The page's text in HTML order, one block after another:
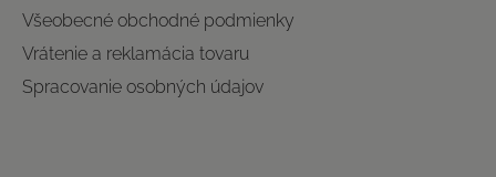
Všeobecné obchodné podmienky
Vrátenie a reklamácia tovaru
Spracovanie osobných údajov